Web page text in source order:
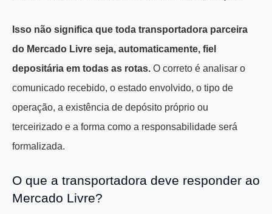
Isso não significa que toda transportadora parceira
do Mercado Livre seja, automaticamente, fiel
depositária em todas as rotas. O correto é analisar o
comunicado recebido, o estado envolvido, o tipo de
operação, a existência de depósito próprio ou
terceirizado e a forma como a responsabilidade será
formalizada.
O que a transportadora deve responder ao
Mercado Livre?